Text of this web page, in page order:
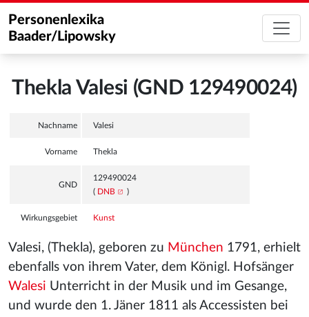
Personenlexika
Baader/Lipowsky
Thekla Valesi (GND 129490024)
Nachname Valesi
Vorname Thekla
GND
129490024
( DNB )
Wirkungsgebiet Kunst
Valesi, (Thekla), geboren zu München 1791, erhielt
ebenfalls von ihrem Vater, dem Königl. Hofsänger
Walesi Unterricht in der Musik und im Gesange,
und wurde den 1. Jäner 1811 als Accessisten bei